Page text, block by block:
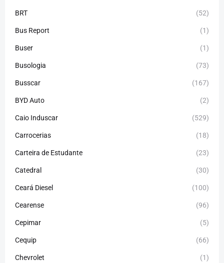
BRT (52)
Bus Report (1)
Buser (1)
Busologia (73)
Busscar (167)
BYD Auto (2)
Caio Induscar (529)
Carrocerias (18)
Carteira de Estudante (23)
Catedral (30)
Ceará Diesel (100)
Cearense (96)
Cepimar (5)
Cequip (66)
Chevrolet (1)